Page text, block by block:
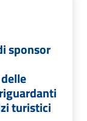
sponsor
turistici